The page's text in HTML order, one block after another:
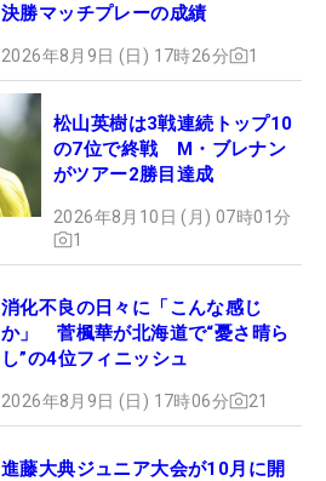
決勝マッチプレーの成績
2026年8月9日 (日) 17時26分 1
松山英樹は3戦連続トップ10
の7位で終戦 M・ブレナン
がツアー2勝目達成
2026年8月10日 (月) 07時01分
1
消化不良の日々に「こんな感じ
か」 菅楓華が北海道で“憂さ晴ら
し”の4位フィニッシュ
2026年8月9日 (日) 17時06分 21
進藤大典ジュニア大会が10月に開